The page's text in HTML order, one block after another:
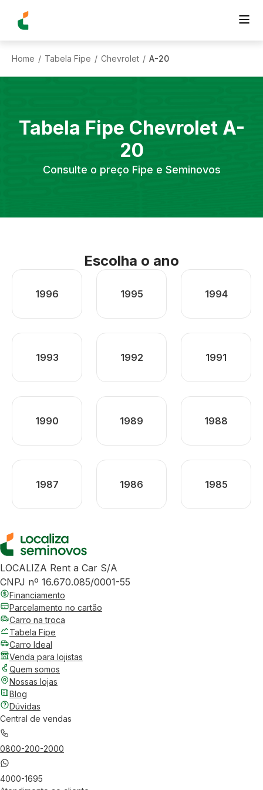
Home / Tabela Fipe / Chevrolet / A-20
Tabela Fipe Chevrolet A-
20
Consulte o preço Fipe e Seminovos
Escolha o ano
1996 1995 1994
1993 1992 1991
1990 1989 1988
1987 1986 1985
LOCALIZA Rent a Car S/A
CNPJ nº 16.670.085/0001-55
Financiamento
Parcelamento no cartão
Carro na troca
Tabela Fipe
Carro Ideal
Venda para lojistas
Quem somos
Nossas lojas
Blog
Dúvidas
Central de vendas
0800-200-2000
4000-1695